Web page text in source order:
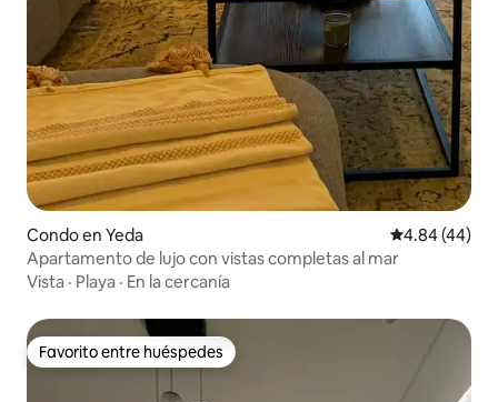
Condo en Yeda Calificación
4.84 (44)
Apartamento de lujo con vistas completas al mar
Vista · Playa · En la cercanía
Favorito entre huéspedes
Favorito entre huéspedes